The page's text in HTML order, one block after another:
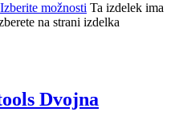
Izberite možnosti Ta izdelek ima
na strani izdelka
Dvojna